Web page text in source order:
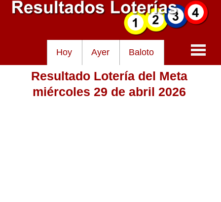
Hoy Ayer Baloto
Baloto
Resultado Lotería del Meta
miércoles 29 de abril 2026